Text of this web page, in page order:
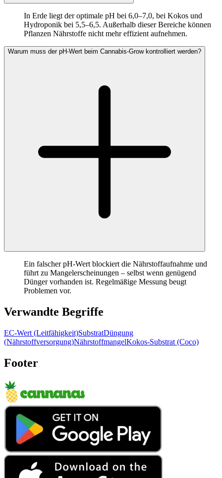
In Erde liegt der optimale pH bei 6,0–7,0, bei Kokos und
Hydroponik bei 5,5–6,5. Außerhalb dieser Bereiche können
Pflanzen Nährstoffe nicht mehr effizient aufnehmen.
Warum muss der pH-Wert beim Cannabis-Grow kontrolliert werden?
Ein falscher pH-Wert blockiert die Nährstoffaufnahme und
führt zu Mangelerscheinungen – selbst wenn genügend
Dünger vorhanden ist. Regelmäßige Messung beugt
Problemen vor.
Verwandte Begriffe
EC-Wert (Leitfähigkeit)SubstratDüngung
(Nährstoffversorgung)NährstoffmangelKokos-Substrat (Coco)
Footer